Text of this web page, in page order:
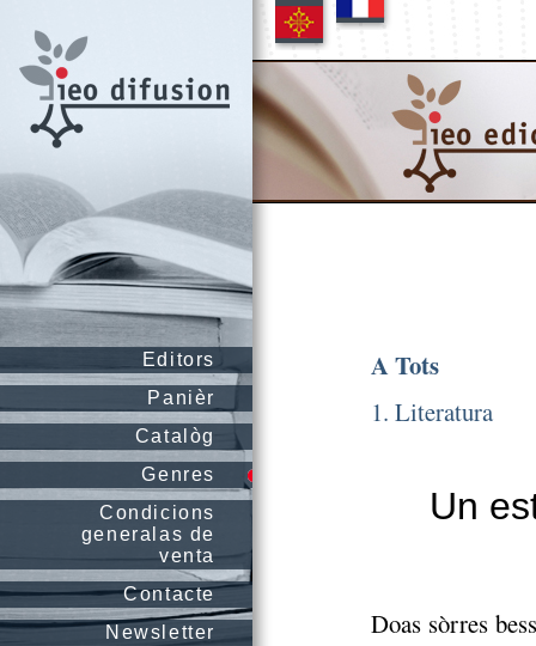
Editors
Panièr
Catalòg
Genres
Condicions
generalas de
venta
Contacte
Newsletter
A Tots
1. Literatura
Un
Doas sòrres